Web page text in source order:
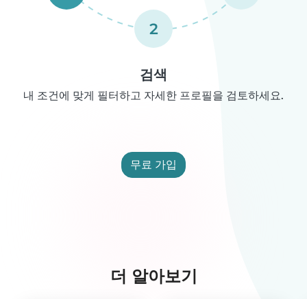
2
검색
내 조건에 맞게 필터하고 자세한 프로필을 검토하세요.
무료 가입
더 알아보기